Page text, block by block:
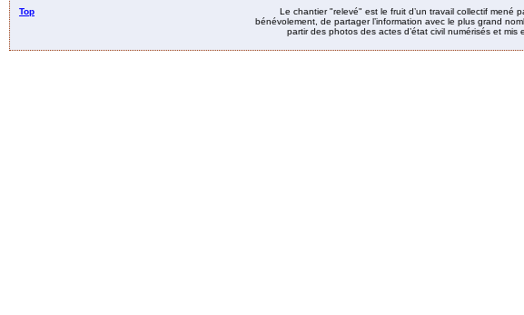
Top
Le chantier "relevé" est le fruit d’un travail collectif mené
bénévolement, de partager l’information avec le plus grand
partir des photos des actes d’état civil numérisés et